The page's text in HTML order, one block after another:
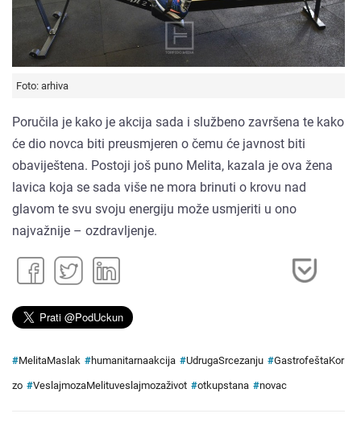
Foto: arhiva
Poručila je kako je akcija sada i službeno završena te kako
će dio novca biti preusmjeren o čemu će javnost biti
obaviještena. Postoji još puno Melita, kazala je ova žena
lavica koja se sada više ne mora brinuti o krovu nad
glavom te svu svoju energiju može usmjeriti u ono
najvažnije – ozdravljenje.
#MelitaMaslak #humanitarnaakcija #UdrugaSrcezanju #GastrofeštaKor
zo #VeslajmozaMelituveslajmozaživot #otkupstana #novac